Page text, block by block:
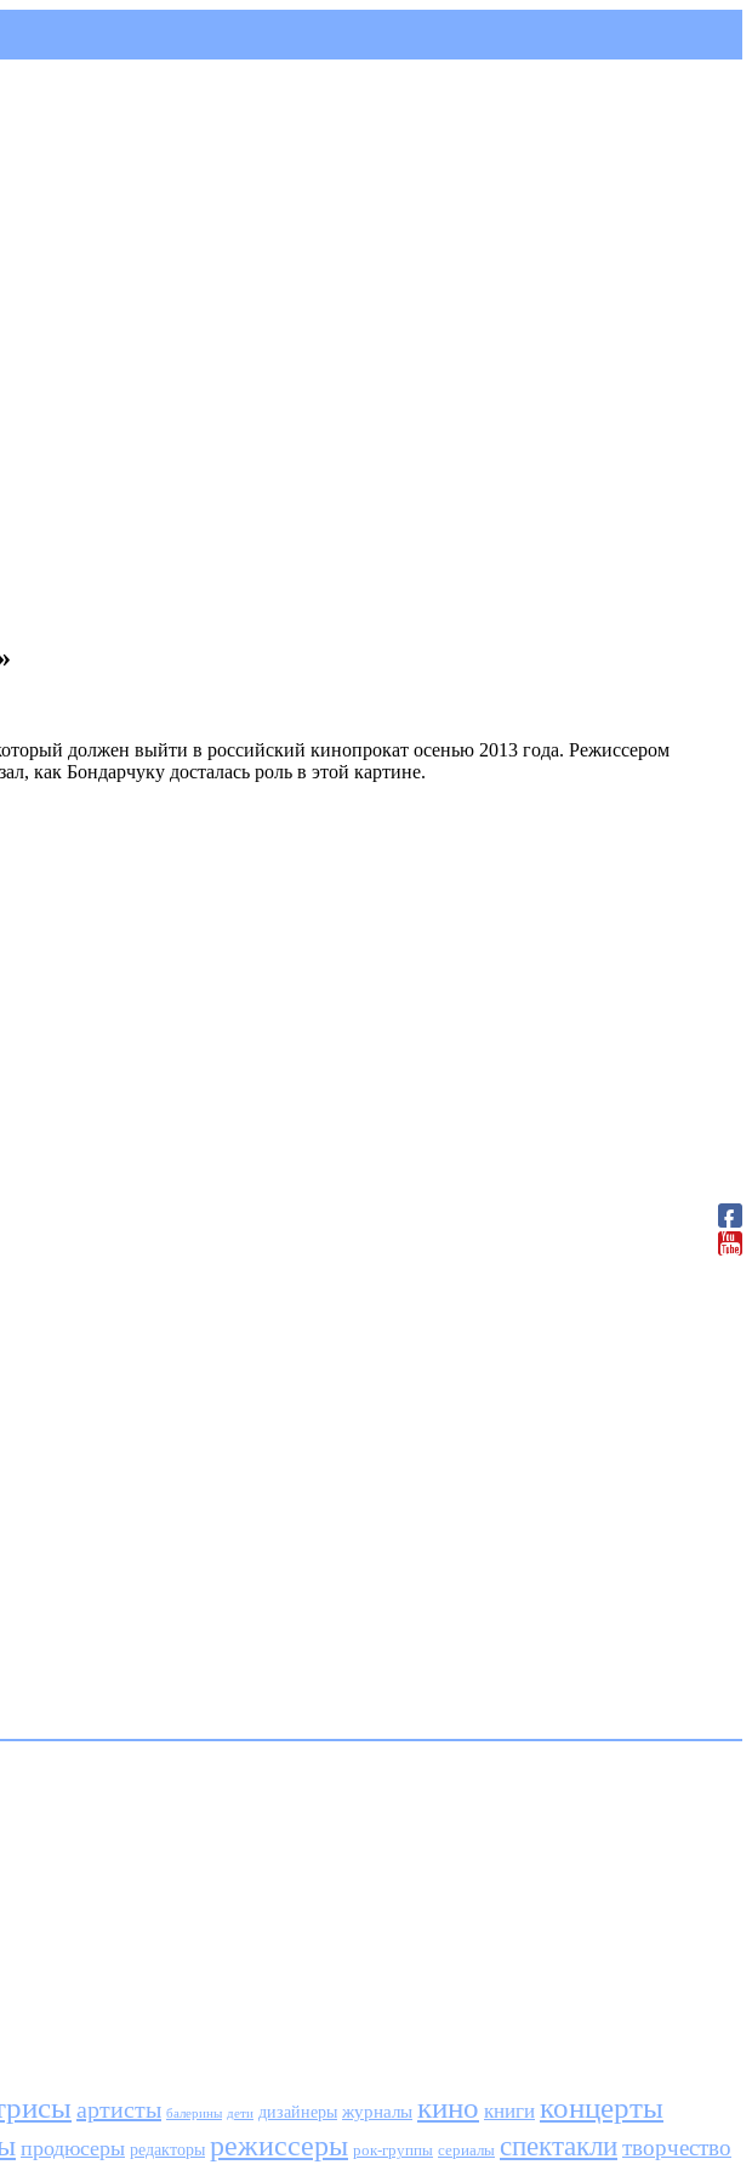
должен выйти в российский кинопрокат осенью 2013 года. Режиссером
как Бондарчуку досталась роль в этой картине.
артисты балерины дети дизайнеры журналы кино книги концерты
продюсеры редакторы режиссеры рок-группы сериалы спектаклитворчество